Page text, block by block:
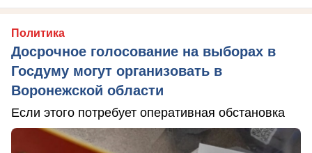
Политика
Досрочное голосование на выборах в
Госдуму могут организовать в
Воронежской области
Если этого потребует оперативная обстановка